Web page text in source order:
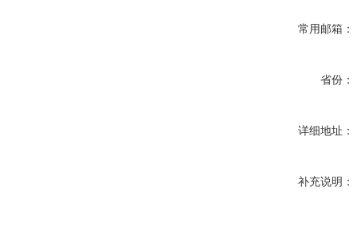
常用邮箱：
省份：
详细地址：
补充说明：